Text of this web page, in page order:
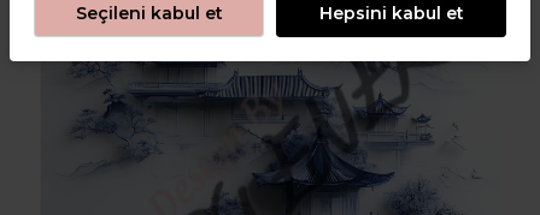
Seçileni kabul et Hepsini kabul et